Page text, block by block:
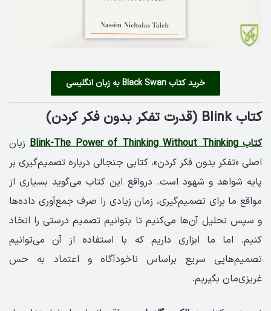
خرید کتاب Black Swan به زبان انگلیسی
کتاب Blink (قدرت تفکر بدون فکر کردن)
کتاب Blink-The Power of Thinking Without Thinking
زبان
اصلی «تفکر بدون فکر کردن»، کتابی جنجالی درباره تصمیم‌گیری بر
پایه شواهد و شهود است. درواقع این کتاب می‌گوید بسیاری از
مواقع ما برای تصمیم‌گیری، زمان زیادی را صرف جمع‌آوری داده‌ها
و سپس تحلیل آن‌ها می‌کنیم تا بتوانیم تصمیم درستی را اتخاد
کنیم. اما ما ابزاری داریم که با استفاده از آن می‌توانیم
تصمیم‌هایی سریع براساس ناخودآگاه و اعتماد به حس
غریزی‌مان بگیریم.